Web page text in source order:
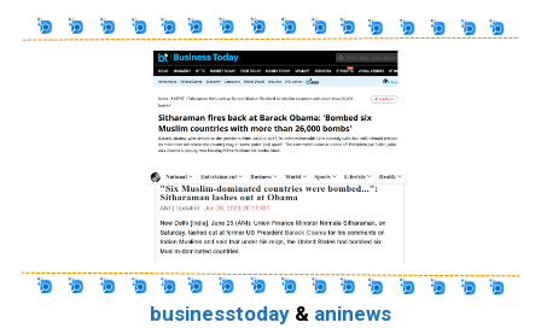
businesstoday & aninews